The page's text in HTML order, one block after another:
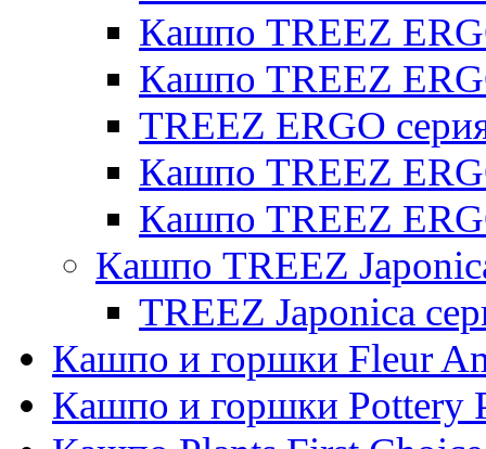
Кашпо TREEZ
Кашпо TREEZ
TREEZ ERGO
Кашпо TREEZ
Кашпо TREEZ
Кашпо TREEZ
TREEZ Japonica
Кашпо и горшки Fleur
Кашпо и горшки Pottery